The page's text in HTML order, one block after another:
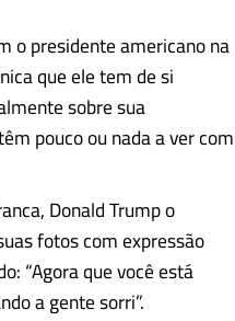
o presidente americano na
que ele tem de si
sobre sua
pouco ou nada a ver com
Donald Trump o
fotos com expressão
“Agora que você está
a gente sorri”.